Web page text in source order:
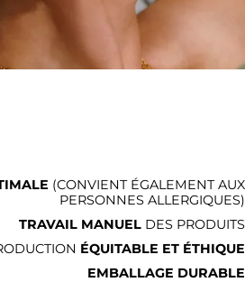
(CONVIENT ÉGALEMENT AUX
PERSONNES ALLERGIQUES)
TRAVAIL MANUEL DES PRODUITS
ÉQUITABLE ET ÉTHIQUE
EMBALLAGE DURABLE